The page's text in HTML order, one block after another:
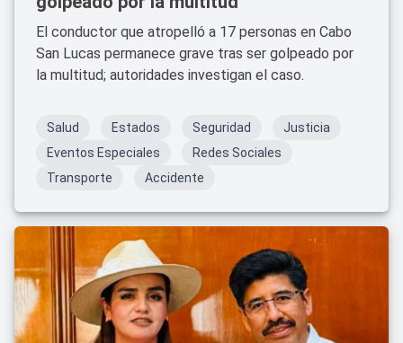
El conductor que atropelló a 17 personas en Cabo
San Lucas permanece grave tras ser golpeado por
la multitud; autoridades investigan el caso.
Salud Estados Seguridad
Justicia
Eventos Especiales
Redes Sociales
Transporte
Accidente